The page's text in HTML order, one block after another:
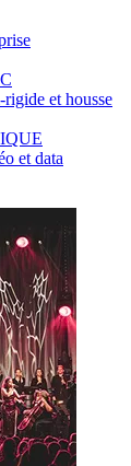
rigide et housse
et data